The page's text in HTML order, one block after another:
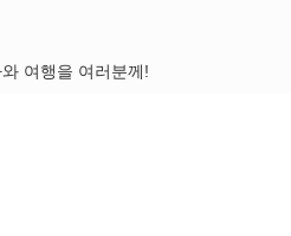
여행을 여러분께!